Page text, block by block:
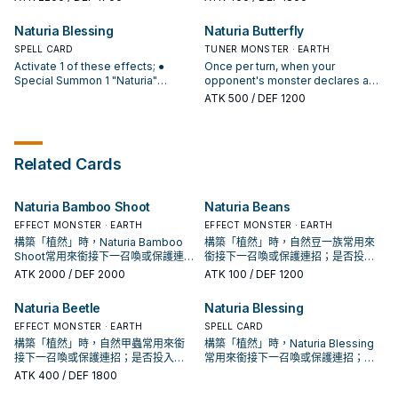
your Deck to the GY; negate the
activation, and if you do, destroy
it. This card must be face-up on
the field to activate and to resolve
this effect.
Naturia Blessing
SPELL CARD
Activate 1 of these effects; ●
Special Summon 1 "Naturia"
"Naturia" monster. ● Fusion
you control as material, including a
"Naturia" monster.
Naturia Butterfly
TUNER MONSTER · EARTH
Once per turn, when your
opponent's monster declares an
attack, you can send the top card
ATK 500 / DEF 1200
Related Cards
Naturia Bamboo Shoot
EFFECT MONSTER · EARTH
構築「植然」時，Naturia Bamboo
Shoot常用來銜接下一召喚或保護連
招；是否投入取決於你的手坑／解場
ATK 2000 / DEF 2000
Naturia Beans
EFFECT MONSTER · EARTH
構築「植然」時，自然豆一族常用來
銜接下一召喚或保護連招；是否投入
取決於你的手坑／解場配置。
ATK 100 / DEF 1200
Naturia Beetle
EFFECT MONSTER · EARTH
構築「植然」時，自然甲蟲常用來銜
接下一召喚或保護連招；是否投入取
決於你的手坑／解場配置。
ATK 400 / DEF 1800
Naturia Blessing
SPELL CARD
構築「植然」時，Naturia Blessing
常用來銜接下一召喚或保護連招；是